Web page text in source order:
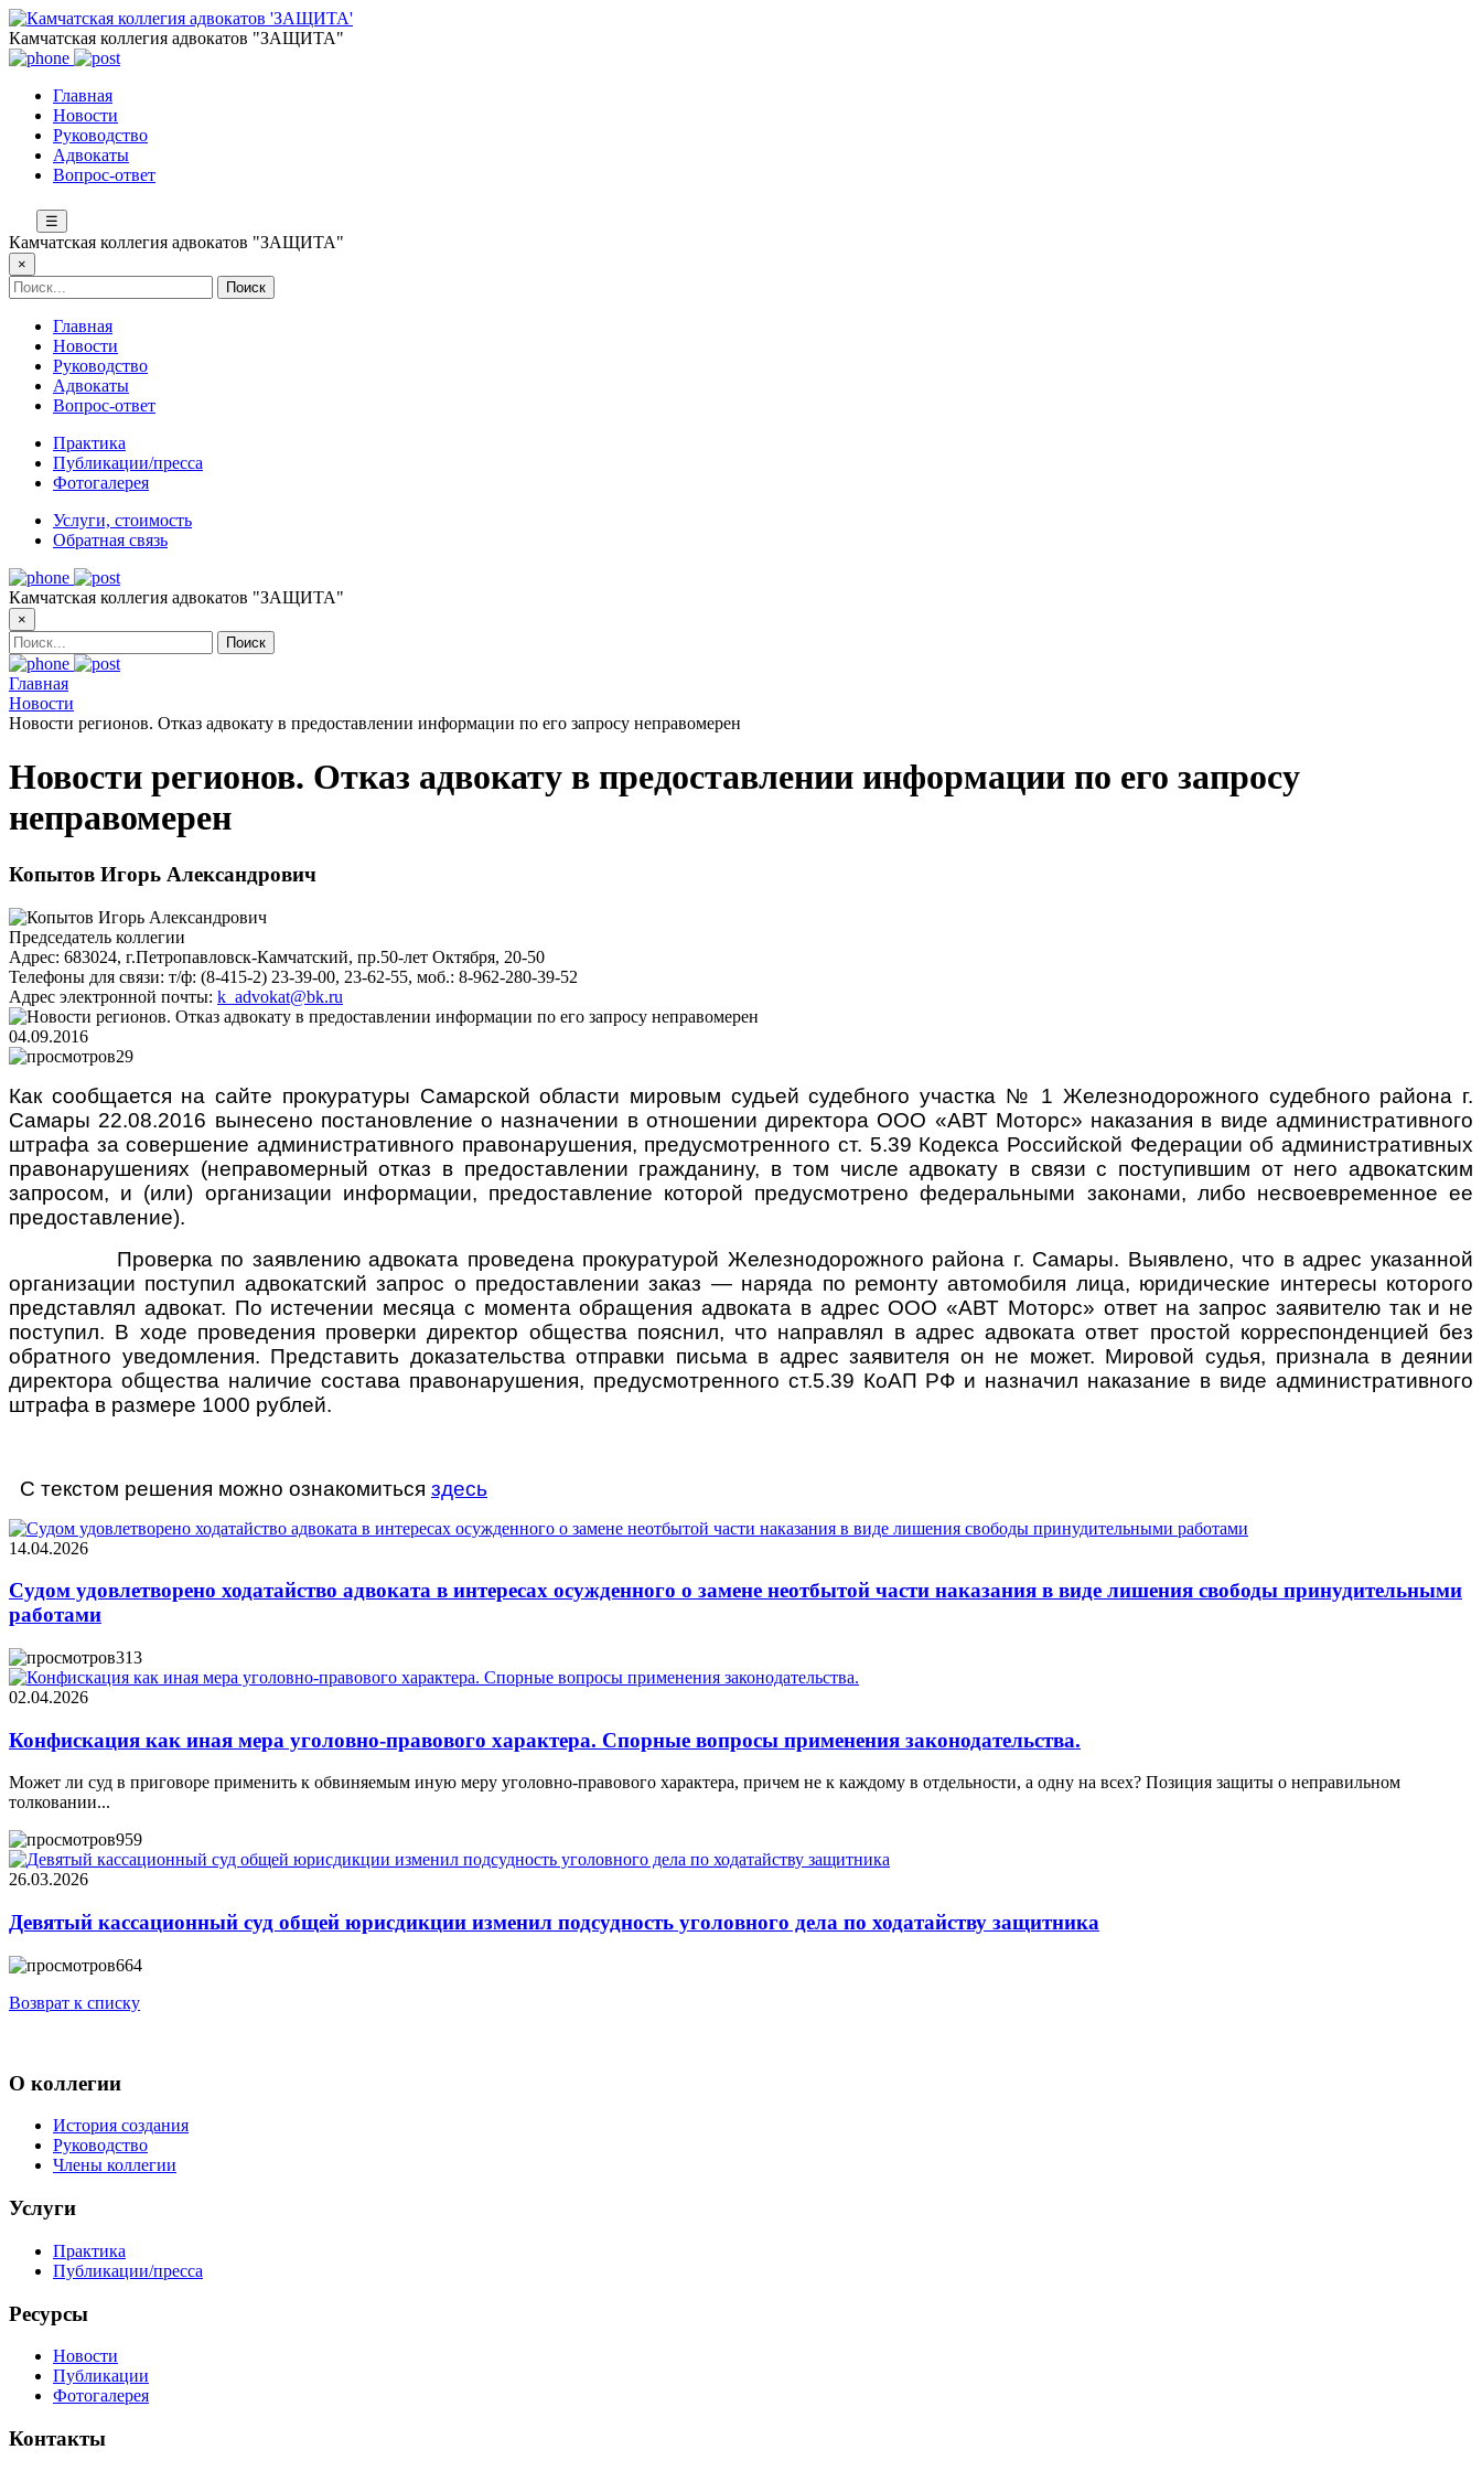
Камчатская коллегия адвокатов "ЗАЩИТА"
Главная
Новости
Руководство
Адвокаты
Вопрос-ответ
☰
Камчатская коллегия адвокатов "ЗАЩИТА"
×
Главная
Новости
Руководство
Адвокаты
Вопрос-ответ
Практика
Публикации/пресса
Фотогалерея
Услуги, стоимость
Обратная связь
Камчатская коллегия адвокатов "ЗАЩИТА"
×
Главная
Новости
Новости регионов. Отказ адвокату в предоставлении информации по его запросу неправомерен
Новости регионов. Отказ адвокату в предоставлении информации по его запросу
неправомерен
Копытов Игорь Александрович
Председатель коллегии
Адрес: 683024, г.Петропавловск-Камчатский, пр.50-лет Октября, 20-50
Телефоны для связи: т/ф: (8-415-2) 23-39-00, 23-62-55, моб.: 8-962-280-39-52
Адрес электронной почты: k_advokat@bk.ru
04.09.2016
29
Как сообщается на сайте прокуратуры Самарской области мировым судьей судебного участка № 1 Железнодорожного судебного района г.
Самары 22.08.2016 вынесено постановление о назначении в отношении директора ООО «АВТ Моторс» наказания в виде административного
штрафа за совершение административного правонарушения, предусмотренного ст. 5.39 Кодекса Российской Федерации об административных
правонарушениях (неправомерный отказ в предоставлении гражданину, в том числе адвокату в связи с поступившим от него адвокатским
запросом, и (или) организации информации, предоставление которой предусмотрено федеральными законами, либо несвоевременное ее
предоставление).
Проверка по заявлению адвоката проведена прокуратурой Железнодорожного района г. Самары. Выявлено, что в адрес указанной
организации поступил адвокатский запрос о предоставлении заказ — наряда по ремонту автомобиля лица, юридические интересы которого
представлял адвокат. По истечении месяца с момента обращения адвоката в адрес ООО «АВТ Моторс» ответ на запрос заявителю так и не
поступил. В ходе проведения проверки директор общества пояснил, что направлял в адрес адвоката ответ простой корреспонденцией без
обратного уведомления. Представить доказательства отправки письма в адрес заявителя он не может. Мировой судья, признала в деянии
директора общества наличие состава правонарушения, предусмотренного ст.5.39 КоАП РФ и назначил наказание в виде административного
штрафа в размере 1000 рублей.
С текстом решения можно ознакомиться здесь
14.04.2026
Судом удовлетворено ходатайство адвоката в интересах осужденного о замене неотбытой части наказания в виде лишения свободы принудительными
работами
313
02.04.2026
Конфискация как иная мера уголовно-правового характера. Спорные вопросы применения законодательства.
Может ли суд в приговоре применить к обвиняемым иную меру уголовно-правового характера, причем не к каждому в отдельности, а одну на всех? Позиция защиты о неправильном
толковании...
959
26.03.2026
Девятый кассационный суд общей юрисдикции изменил подсудность уголовного дела по ходатайству защитника
664
Возврат к списку
О коллегии
История создания
Руководство
Члены коллегии
Услуги
Практика
Публикации/пресса
Ресурсы
Новости
Публикации
Фотогалерея
Контакты